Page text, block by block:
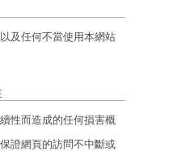
及任何不當使用本網站
性而造成的任何損害概
證網頁的訪問不中斷或